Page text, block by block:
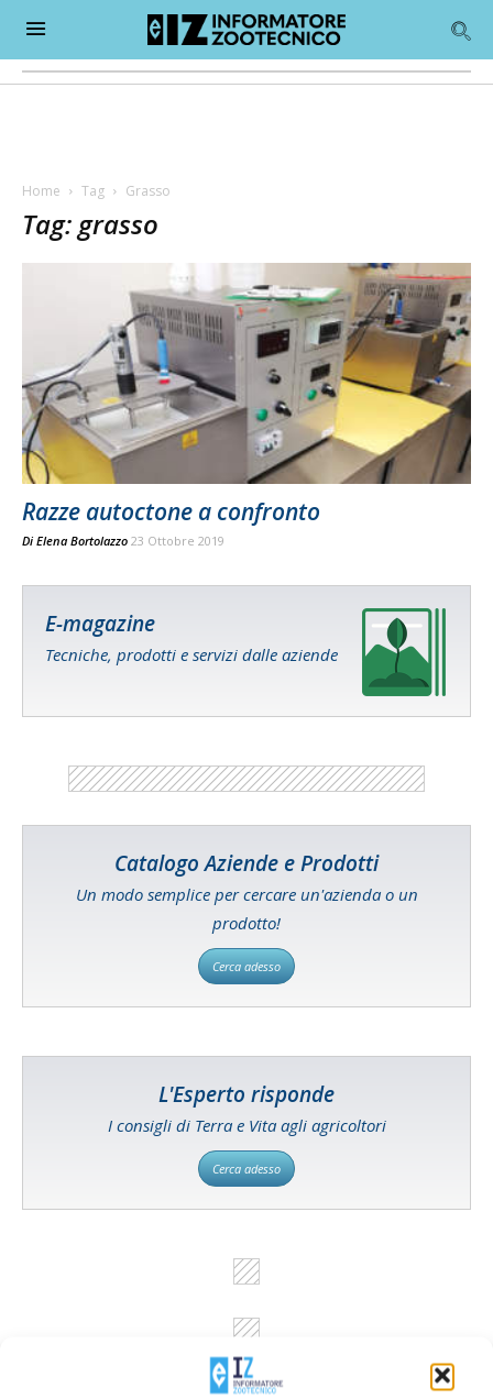
Home Tag Grasso
Tag: grasso
Razze autoctone a confronto
Di Elena Bortolazzo 23 Ottobre 2019
E-magazine
Tecniche, prodotti e servizi dalle aziende
Catalogo Aziende e Prodotti
Un modo semplice per cercare un'azienda o un
prodotto!
Cerca adesso
L'Esperto risponde
I consigli di Terra e Vita agli agricoltori
Cerca adesso